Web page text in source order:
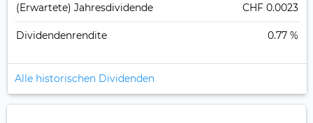
(Erwartete) Jahresdividende CHF 0.0023
Dividendenrendite 0.77 %
Alle historischen Dividenden